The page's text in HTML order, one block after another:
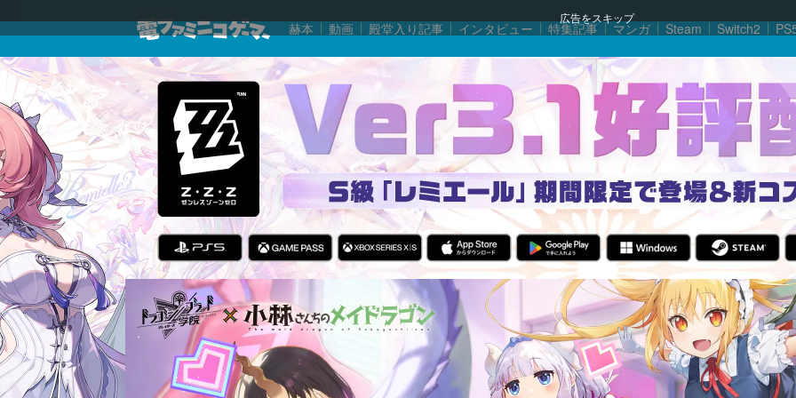
広告をスキップ
赫本 動画 殿堂入り記事 インタビュー 特集記事 マンガ Steam Switch2